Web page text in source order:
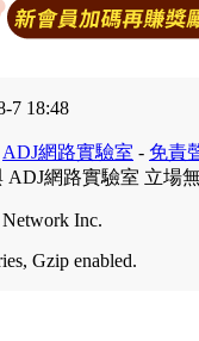
7 18:48
ADJ網路實驗室 - 免責
網路實驗室 立場
Inc.
Gzip enabled.